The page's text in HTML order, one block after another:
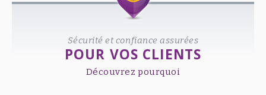
Sécurité et confiance assurées
POUR VOS CLIENTS
Découvrez pourquoi